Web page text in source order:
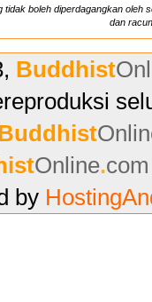
tidak boleh diperdagangkan oleh
dan
Buddhist
Online.com
by